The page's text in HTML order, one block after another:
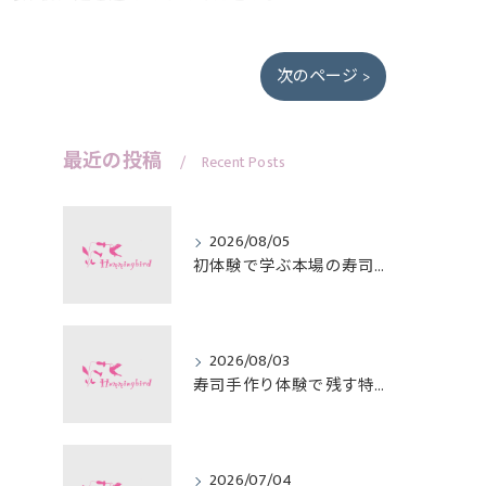
次のページ >
最近の投稿 Recent Posts
2026/08/05
初体験で学ぶ本場の寿司作り
2026/08/03
寿司手作り体験で残す特別な思い出
2026/07/04